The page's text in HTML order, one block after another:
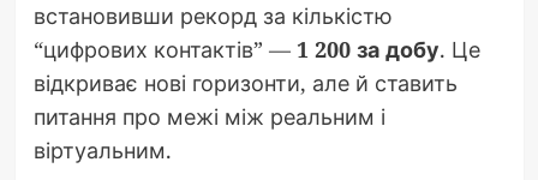
встановивши рекорд за кількістю
“цифрових контактів” — 1 200 за добу. Це
відкриває нові горизонти, але й ставить
питання про межі між реальним і
віртуальним.